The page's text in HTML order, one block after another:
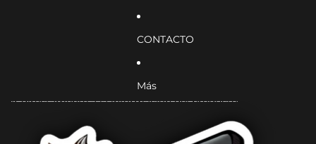
CONTACTO
Más
Ir directamente a la información del producto